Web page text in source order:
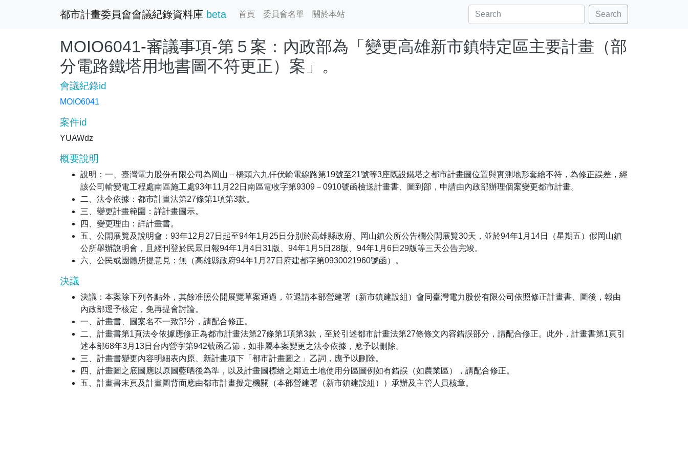
都市計畫委員會會議紀錄資料庫 beta 首頁 委員會名單 關於本站 Search
MOIO6041-審議事項-第５案：內政部為「變更高雄新市鎮特定區主要計畫（部
分電路鐵塔用地書圖不符更正）案」。
會議紀錄id
MOIO6041
案件id
YUAWdz
概要說明
說明：一、臺灣電力股份有限公司為岡山－橋頭六九仟伏輸電線路第19號至21號等3座既設鐵塔之都市計畫圖位置與實測地形套繪不符，為修正誤差，經
該公司輸變電工程處南區施工處93年11月22日南區電收字第9309－0910號函檢送計畫書、圖到部，申請由內政部辦理個案變更都市計畫。
二、法令依據：都市計畫法第27條第1項第3款。
三、變更計畫範圍：詳計畫圖示。
四、變更理由：詳計畫書。
五、公開展覽及說明會：93年12月27日起至94年1月25日分別於高雄縣政府、岡山鎮公所公告欄公開展覽30天，並於94年1月14日（星期五）假岡山鎮
公所舉辦說明會，且經刊登於民眾日報94年1月4日31版、94年1月5日28版、94年1月6日29版等三天公告完竣。
六、公民或團體所提意見：無（高雄縣政府94年1月27日府建都字第0930021960號函）。
決議
決議：本案除下列各點外，其餘准照公開展覽草案通過，並退請本部營建署（新市鎮建設組）會同臺灣電力股份有限公司依照修正計畫書、圖後，報由
內政部逕予核定，免再提會討論。
一、計畫書、圖案名不一致部分，請配合修正。
二、計畫書第1頁法令依據應修正為都市計畫法第27條第1項第3款，至於引述都市計畫法第27條條文內容錯誤部分，請配合修正。此外，計畫書第1頁引
述本部68年3月13日台內營字第942號函乙節，如非屬本案變更之法令依據，應予以刪除。
三、計畫書變更內容明細表內原、新計畫項下「都市計畫圖之」乙詞，應予以刪除。
四、計畫圖之底圖應以原圖藍晒後為準，以及計畫圖標繪之鄰近土地使用分區圖例如有錯誤（如農業區），請配合修正。
五、計畫書末頁及計畫圖背面應由都市計畫擬定機關（本部營建署（新市鎮建設組））承辦及主管人員核章。